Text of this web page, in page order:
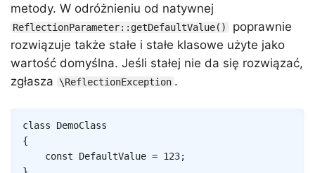
metody. W odróżnieniu od natywnej
ReflectionParameter::getDefaultValue()
poprawnie
rozwiązuje także stałe i stałe klasowe użyte jako
wartość domyślna. Jeśli stałej nie da się rozwiązać,
zgłasza
\ReflectionException .
class
DemoClass
{
const
DefaultValue = 123;